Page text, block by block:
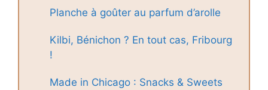
Planche à goûter au parfum d’arolle
Kilbi, Bénichon ? En tout cas, Fribourg
!
Made in Chicago : Snacks & Sweets